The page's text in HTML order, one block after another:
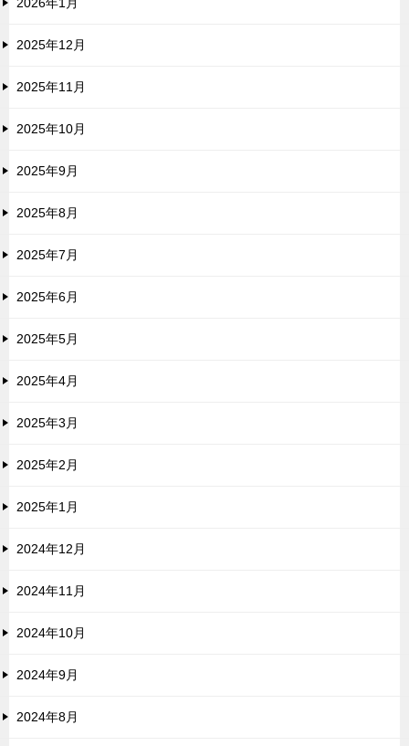
2026年1月
2025年12月
2025年11月
2025年10月
2025年9月
2025年8月
2025年7月
2025年6月
2025年5月
2025年4月
2025年3月
2025年2月
2025年1月
2024年12月
2024年11月
2024年10月
2024年9月
2024年8月